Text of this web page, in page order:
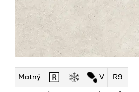
Matný V R9